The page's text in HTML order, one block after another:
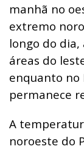
manhã no
extremo
longo do
áreas do
enquanto no
permanece
A
noroeste do